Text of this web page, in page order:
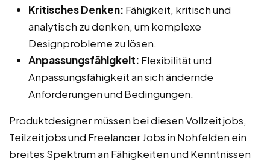
Kritisches Denken: Fähigkeit, kritisch und
analytisch zu denken, um komplexe
Designprobleme zu lösen.
Anpassungsfähigkeit: Flexibilität und
Anpassungsfähigkeit an sich ändernde
Anforderungen und Bedingungen.
Produktdesigner müssen bei diesen Vollzeitjobs,
Teilzeitjobs und Freelancer Jobs in Nohfelden ein
breites Spektrum an Fähigkeiten und Kenntnissen